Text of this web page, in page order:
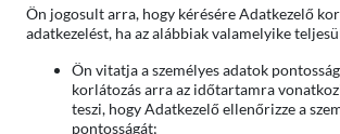
Ön jogosult arra, hogy kérésére Adatkezelő
adatkezelést, ha az alábbiak valamelyike
Ön vitatja a személyes adatok
korlátozás arra az időtartamra
teszi, hogy Adatkezelő ellenőrizze a
pontosságát;